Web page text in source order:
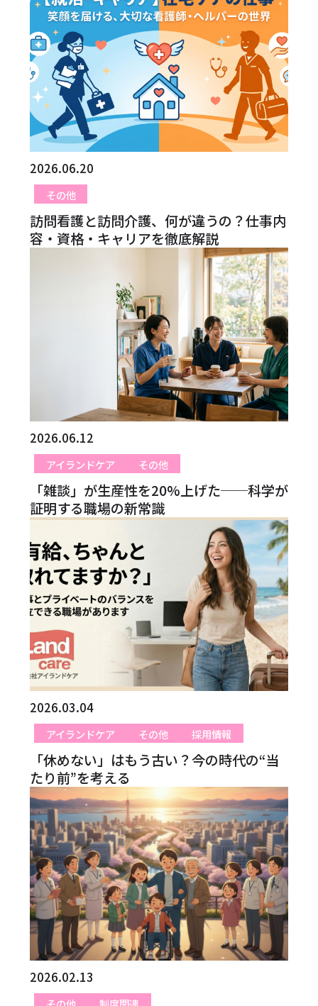
2026.06.20
その他
訪問看護と訪問介護、何が違うの？仕事内
容・資格・キャリアを徹底解説
2026.06.12
アイランドケア その他
「雑談」が生産性を20%上げた──科学が
証明する職場の新常識
2026.03.04
アイランドケア その他 採用情報
「休めない」はもう古い？今の時代の“当
たり前”を考える
2026.02.13